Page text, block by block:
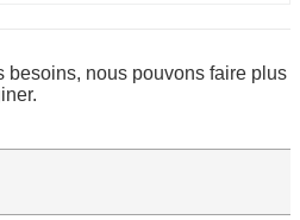
besoins, nous pouvons faire plus